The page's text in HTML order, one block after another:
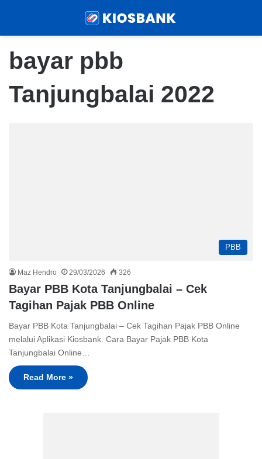
bayar pbb
Tanjungbalai 2022
PBB
Maz Hendro 29/03/2026 326
Bayar PBB Kota Tanjungbalai – Cek
Tagihan Pajak PBB Online
Bayar PBB Kota Tanjungbalai – Cek Tagihan Pajak PBB Online
melalui Aplikasi Kiosbank. Cara Bayar Pajak PBB Kota
Tanjungbalai Online…
Read More »